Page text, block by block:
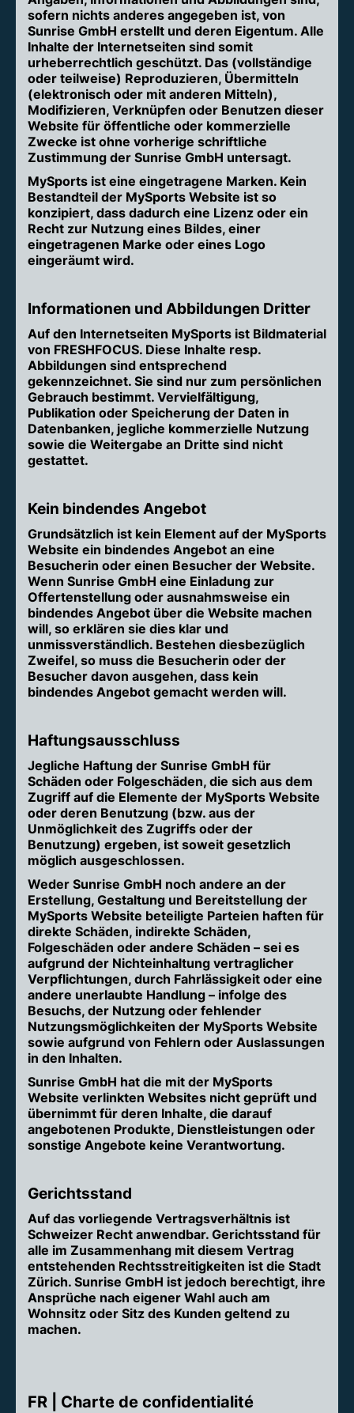
sofern nichts anderes angegeben ist, von
Sunrise GmbH erstellt und deren Eigentum. Alle
Inhalte der Internetseiten sind somit
urheberrechtlich geschützt. Das (vollständige
oder teilweise) Reproduzieren, Übermitteln
(elektronisch oder mit anderen Mitteln),
Modifizieren, Verknüpfen oder Benutzen dieser
Website für öffentliche oder kommerzielle
Zwecke ist ohne vorherige schriftliche
Zustimmung der Sunrise GmbH untersagt.
MySports ist eine eingetragene Marken. Kein
Bestandteil der MySports Website ist so
konzipiert, dass dadurch eine Lizenz oder ein
Recht zur Nutzung eines Bildes, einer
eingetragenen Marke oder eines Logo
eingeräumt wird.
Informationen und Abbildungen Dritter
Auf den Internetseiten MySports ist Bildmaterial
von FRESHFOCUS. Diese Inhalte resp.
Abbildungen sind entsprechend
gekennzeichnet. Sie sind nur zum persönlichen
Gebrauch bestimmt. Vervielfältigung,
Publikation oder Speicherung der Daten in
Datenbanken, jegliche kommerzielle Nutzung
sowie die Weitergabe an Dritte sind nicht
gestattet.
Kein bindendes Angebot
Grundsätzlich ist kein Element auf der MySports
Website ein bindendes Angebot an eine
Besucherin oder einen Besucher der Website.
Wenn Sunrise GmbH eine Einladung zur
Offertenstellung oder ausnahmsweise ein
bindendes Angebot über die Website machen
will, so erklären sie dies klar und
unmissverständlich. Bestehen diesbezüglich
Zweifel, so muss die Besucherin oder der
Besucher davon ausgehen, dass kein
bindendes Angebot gemacht werden will.
Haftungsausschluss
Jegliche Haftung der Sunrise GmbH für
Schäden oder Folgeschäden, die sich aus dem
Zugriff auf die Elemente der MySports Website
oder deren Benutzung (bzw. aus der
Unmöglichkeit des Zugriffs oder der
Benutzung) ergeben, ist soweit gesetzlich
möglich ausgeschlossen.
Weder Sunrise GmbH noch andere an der
Erstellung, Gestaltung und Bereitstellung der
MySports Website beteiligte Parteien haften für
direkte Schäden, indirekte Schäden,
Folgeschäden oder andere Schäden – sei es
aufgrund der Nichteinhaltung vertraglicher
Verpflichtungen, durch Fahrlässigkeit oder eine
andere unerlaubte Handlung – infolge des
Besuchs, der Nutzung oder fehlender
Nutzungsmöglichkeiten der MySports Website
sowie aufgrund von Fehlern oder Auslassungen
in den Inhalten.
Sunrise GmbH hat die mit der MySports
Website verlinkten Websites nicht geprüft und
übernimmt für deren Inhalte, die darauf
angebotenen Produkte, Dienstleistungen oder
sonstige Angebote keine Verantwortung.
Gerichtsstand
Auf das vorliegende Vertragsverhältnis ist
Schweizer Recht anwendbar. Gerichtsstand für
alle im Zusammenhang mit diesem Vertrag
entstehenden Rechtsstreitigkeiten ist die Stadt
Zürich. Sunrise GmbH ist jedoch berechtigt, ihre
Ansprüche nach eigener Wahl auch am
Wohnsitz oder Sitz des Kunden geltend zu
machen.
FR | Charte de confidentialité